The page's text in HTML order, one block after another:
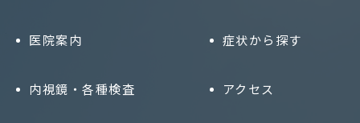
医院案内 症状から探す
内視鏡・各種検査 アクセス